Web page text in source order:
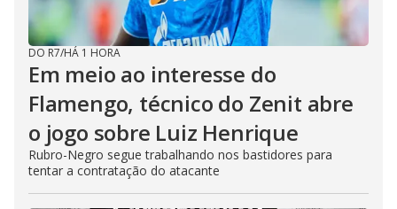
DO R7/HÁ 1 HORA
Em meio ao interesse do
Flamengo, técnico do Zenit abre
o jogo sobre Luiz Henrique
Rubro-Negro segue trabalhando nos bastidores para
tentar a contratação do atacante